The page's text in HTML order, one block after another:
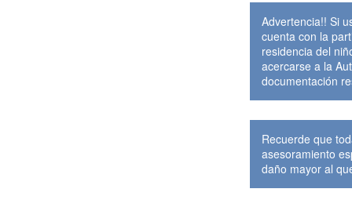
Advertencia!! Si
cuenta con la
residencia del
acercarse a la
documentación
Recuerde que
asesoramiento
daño mayor al